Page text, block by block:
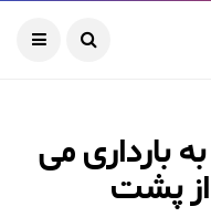
بارداری می
پشت